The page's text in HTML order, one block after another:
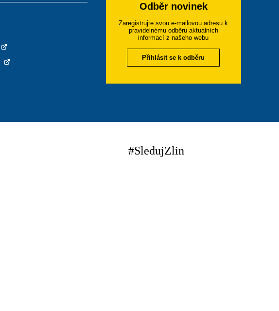
Odběr novinek
Zaregistrujte svou e-mailovou adresu k
pravidelnému odběru aktuálních
informací z našeho webu
Přihlásit se k odběru
#SledujZlin